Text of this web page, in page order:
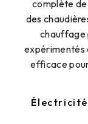
complète
des
chauffage
expérimentés
efficace